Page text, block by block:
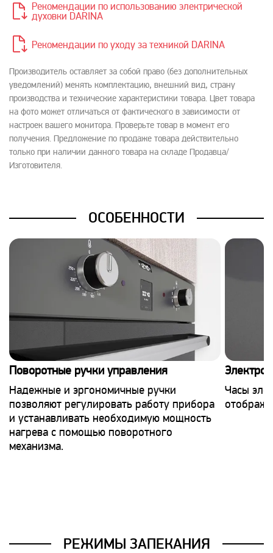
Производитель оставляет за собой право (без дополнительных
уведомлений) менять комплектацию, внешний вид, страну
производства и технические характеристики товара. Цвет товара
на фото может отличаться от фактического в зависимости от
настроек вашего монитора. Проверьте товар в момент его
получения. Предложение по продаже товара действительно
только при наличии данного товара на складе Продавца/
Изготовителя.
Рекомендации по использованию электрической
духовки DARINA
Рекомендации по уходу за техникой DARINA
ОСОБЕННОСТИ
Поворотные ручки управления
Надежные и эргономичные ручки
позволяют регулировать работу прибора
и устанавливать необходимую мощность
нагрева с помощью поворотного
механизма.
Часы
РЕЖИМЫ ЗАПЕКАНИЯ